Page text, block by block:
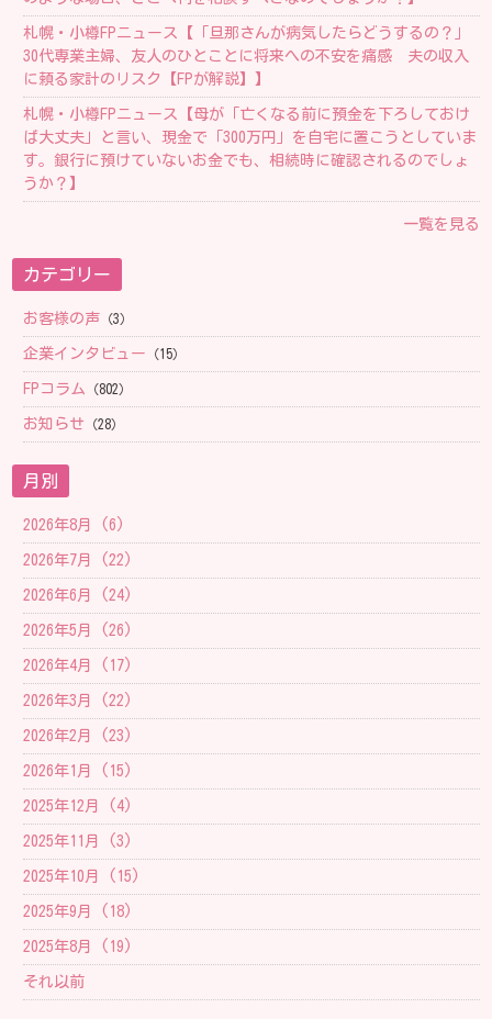
札幌・小樽FPニュース【「旦那さんが病気したらどうするの？」
30代専業主婦、友人のひとことに将来への不安を痛感 夫の収入
に頼る家計のリスク【FPが解説】】
札幌・小樽FPニュース【母が「亡くなる前に預金を下ろしておけ
ば大丈夫」と言い、現金で「300万円」を自宅に置こうとしていま
す。銀行に預けていないお金でも、相続時に確認されるのでしょ
うか？】
一覧を見る
カテゴリー
お客様の声 （3）
企業インタビュー （15）
FPコラム （802）
お知らせ （28）
月別
2026年8月 (6)
2026年7月 (22)
2026年6月 (24)
2026年5月 (26)
2026年4月 (17)
2026年3月 (22)
2026年2月 (23)
2026年1月 (15)
2025年12月 (4)
2025年11月 (3)
2025年10月 (15)
2025年9月 (18)
2025年8月 (19)
それ以前